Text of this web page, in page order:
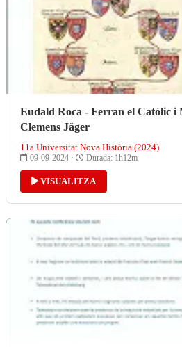
Eudald Roca - Ferran el Catòlic i
Clemens Jäger
11a Universitat Nova Història (2024)
09-09-2024 · Durada: 1h12m
VISUALITZA